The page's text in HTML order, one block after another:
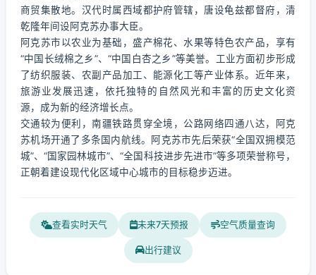
商贸集散地。汉代时属西域都护府管辖，唐设龟兹都督府，清
乾隆年间设阿克苏办事大臣。
阿克苏市以农业为基础，盛产棉花、水果等特色农产品，享有
“中国长绒棉之乡”、“中国白杏之乡”等美誉。工业方面初步形成
了纺织服装、农副产品加工、能源化工等产业体系。近年来，
旅游业发展迅速，依托独特的自然风光和丰富的历史文化资
源，成为新的经济增长点。
交通较为便利，南疆铁路贯穿全境，公路网络四通八达，阿克
苏机场开通了多条国内航线。阿克苏市先后荣获“全国双拥模范
城”、“国家园林城市”、“全国科技进步先进市”等多项荣誉称号，
正朝着建设现代化区域中心城市的目标稳步迈进。
查看实时天气 未来7天预报 空气质量查询
出行建议